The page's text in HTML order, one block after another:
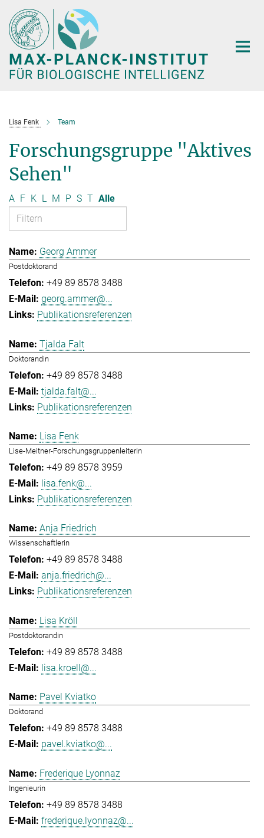
Hauptinhalt
Lisa Fenk Team
Forschungsgruppe "Aktives
Sehen"
A F K L M P S T Alle
Georg Ammer
Postdoktorand
+49 89 8578 3488
georg.ammer@...
Publikationsreferenzen
Tjalda Falt
Doktorandin
+49 89 8578 3488
tjalda.falt@...
Publikationsreferenzen
Lisa Fenk
Lise-Meitner-Forschungsgruppenleiterin
+49 89 8578 3959
lisa.fenk@...
Publikationsreferenzen
Anja Friedrich
Wissenschaftlerin
+49 89 8578 3488
anja.friedrich@...
Publikationsreferenzen
Lisa Kröll
Postdoktorandin
+49 89 8578 3488
lisa.kroell@...
Pavel Kviatko
Doktorand
+49 89 8578 3488
pavel.kviatko@...
Frederique Lyonnaz
Ingenieurin
+49 89 8578 3488
frederique.lyonnaz@...